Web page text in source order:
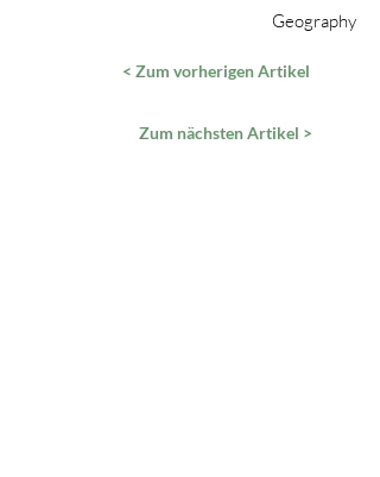
Geography
< Zum vorherigen Artikel
Zum nächsten Artikel >